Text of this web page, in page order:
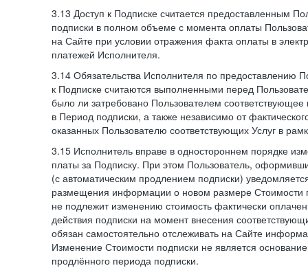
3.13 Доступ к Подписке считается предоставленным
подписки в полном объеме с момента оплаты
на Сайте при условии отражения факта оплаты в
платежей Исполнителя.
3.14 Обязательства Исполнителя по предоставлению
к Подписке считаются выполненными перед
было ли затребовано Пользователем
в Период подписки, а также независимо от
оказанных Пользователю соответствующих Услуг в
3.15 Исполнитель вправе в одностороннем порядке
платы за Подписку. При этом Пользователь,
(с автоматическим продлением подписки)
размещения информации о новом размере Стоимости
не подлежит изменению стоимость фактически
действия подписки на момент внесения
обязан самостоятельно отслеживать на Сайте
Изменение Стоимости подписки не является
продлённого периода подписки.